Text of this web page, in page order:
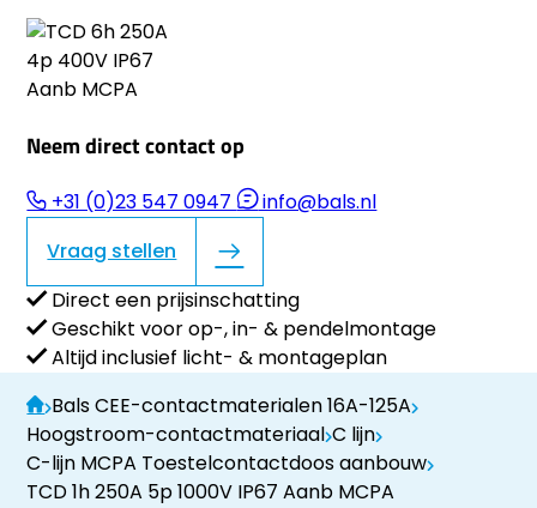
Neem direct contact op
+31 (0)23 547 0947
info@bals.nl
Vraag stellen
Direct een prijsinschatting
Geschikt voor op-, in- & pendelmontage
Altijd inclusief licht- & montageplan
Bals CEE-contactmaterialen 16A-125A
Hoogstroom-contactmateriaal C lijn
C-lijn MCPA Toestelcontactdoos aanbouw
TCD 1h 250A 5p 1000V IP67 Aanb MCPA